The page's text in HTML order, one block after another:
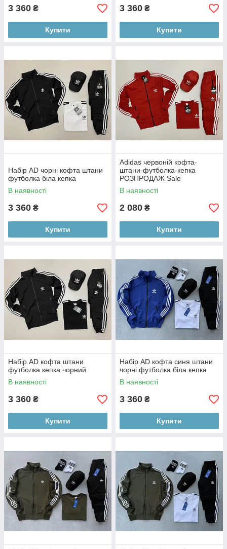
3 360 ₴
Купити
3 360 ₴
Купити
Набір AD чорні кофта штани
футболка біла кепка
В наявності
3 360 ₴
Купити
Adidas червоній кофта-
штани-футболка-кепка
РОЗПРОДАЖ Sale
В наявності
2 080 ₴
Купити
Набір AD кофта штани
футболка кепка чорний
В наявності
3 360 ₴
Купити
Набір AD кофта синя штани
чорні футболка біла кепка
В наявності
3 360 ₴
Купити